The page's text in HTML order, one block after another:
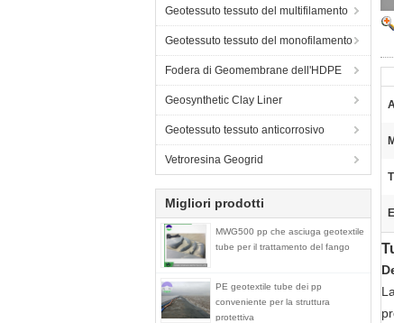
Geotessuto tessuto del multifilamento
Geotessuto tessuto del monofilamento
Fodera di Geomembrane dell'HDPE
Geosynthetic Clay Liner
Geotessuto tessuto anticorrosivo
Vetroresina Geogrid
Migliori prodotti
MWG500 pp che asciuga geotextile
tube per il trattamento del fango
PE geotextile tube dei pp
conveniente per la struttura
protettiva